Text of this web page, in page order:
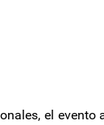
el evento